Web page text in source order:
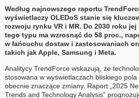
Według najnowszego raportu
wyświetlaczy OLEDoS stanie się
rozwoju rynku VR i MR. Do 2030 roku jej
tego typu ma wzrosnąć do 58 proc.,
w łańcuchu dostaw i zastosowaniach
takich jak Apple, Samsung i Meta.
Analitycy TrendForce wskazują, że
stosowana w wyświetlaczach bliskiego
obecnie znaczące zmiany. Raport „2025
Trends and Technology Analysis”